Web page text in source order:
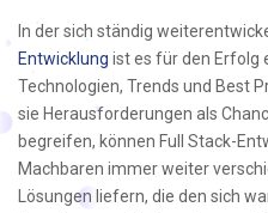
In der sich ständig
Entwicklung ist es für den Erfolg
Technologien, Trends und Best
sie Herausforderungen als
begreifen, können Full Stack-
Machbaren immer weiter
Lösungen liefern, die den sich